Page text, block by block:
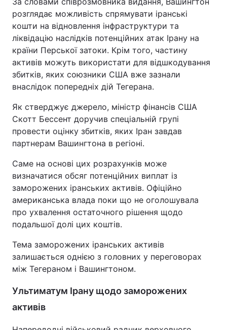
розглядає можливість спрямувати іранські
кошти на відновлення інфраструктури та
ліквідацію наслідків потенційних атак Ірану на
країни Перської затоки. Крім того, частину
активів можуть використати для відшкодування
збитків, яких союзники США вже зазнали
внаслідок попередніх дій Тегерана.
Як стверджує джерело, міністр фінансів США
Скотт Бессент доручив спеціальній групі
провести оцінку збитків, яких Іран завдав
партнерам Вашингтона в регіоні.
Саме на основі цих розрахунків може
визначатися обсяг потенційних виплат із
заморожених іранських активів. Офіційно
американська влада поки що не оголошувала
про ухвалення остаточного рішення щодо
подальшої долі цих коштів.
Тема заморожених іранських активів
залишається однією з головних у переговорах
між Тегераном і Вашингтоном.
Ультиматум Ірану щодо заморожених
активів